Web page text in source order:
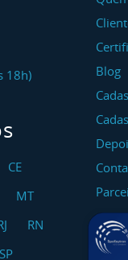
18h)
CE
MT
RN
SP
Blog